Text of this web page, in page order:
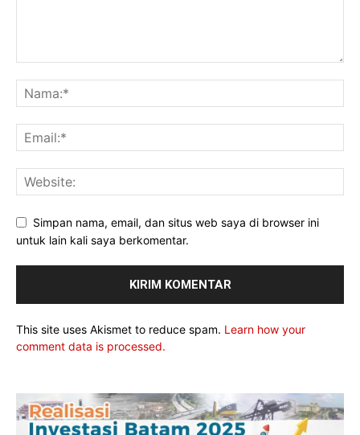
Simpan nama, email, dan situs web saya di browser ini
untuk lain kali saya berkomentar.
This site uses Akismet to reduce spam. Learn how your
comment data is processed.